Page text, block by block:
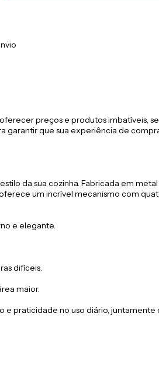
preços e produtos imbatíveis,
garantir que sua experiência de
da sua cozinha. Fabricada em
um incrível mecanismo com
e elegante.
difíceis.
maior.
praticidade no uso diário, juntamente